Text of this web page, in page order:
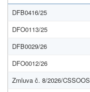
DFB0416/25
DFO0113/25
DFB0029/26
DFO0012/26
Zmluva č. 8/2026/CSSOOS